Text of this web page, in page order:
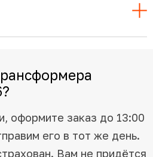
оформите заказ до 13:00
его в тот же день.
Вам не придётся